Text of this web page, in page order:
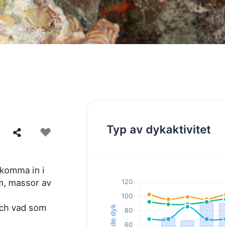
in i
massor av
vad som
Typ av dykaktivitet